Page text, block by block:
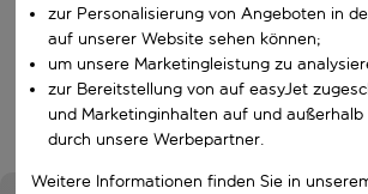
Suchen
zur Personalisierung von Angeboten in
auf unserer Website sehen können;
um unsere Marketingleistung zu
zur Bereitstellung von auf easyJet
und Marketinginhalten auf und
durch unsere Werbepartner.
Weitere Informationen finden Sie in